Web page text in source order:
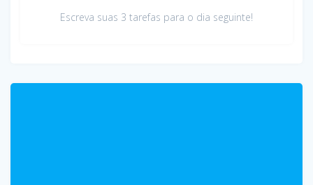
Escreva suas 3 tarefas para o dia seguinte!